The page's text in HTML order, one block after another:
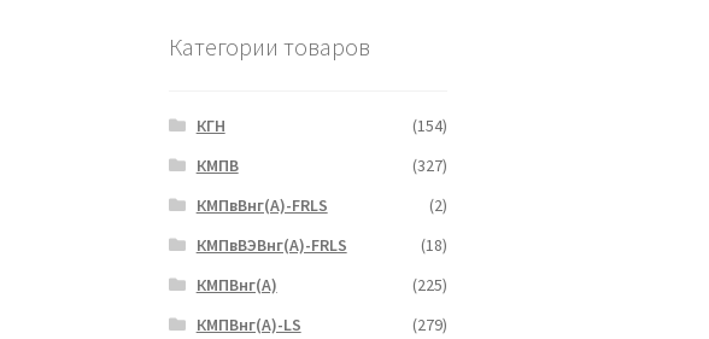
Категории товаров
КГН
(154)
КМПВ
(327)
КМПвВнг(А)-FRLS
(2)
КМПвВЭВнг(А)-FRLS
(18)
КМПВнг(А)
(225)
КМПВнг(А)-LS
(279)